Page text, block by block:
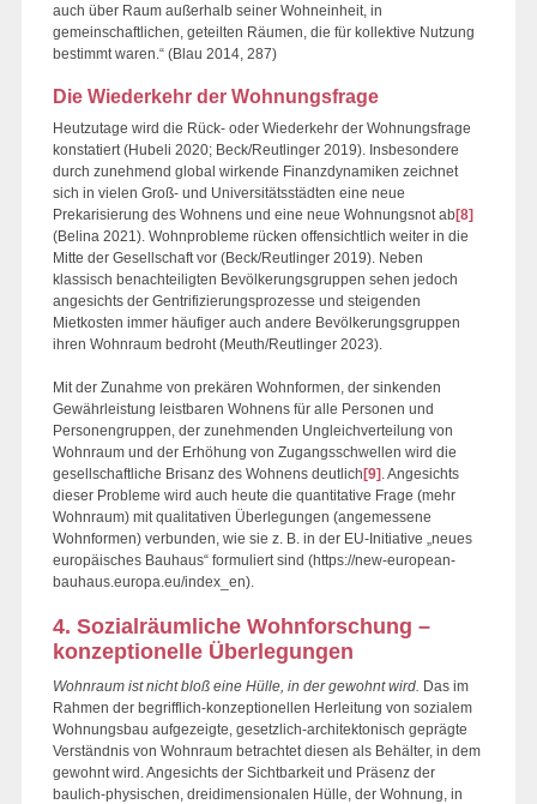
auch über Raum außerhalb seiner Wohneinheit, in
gemeinschaftlichen, geteilten Räumen, die für kollektive Nutzung
bestimmt waren.“ (Blau 2014, 287)
Die Wiederkehr der Wohnungsfrage
Heutzutage wird die Rück- oder Wiederkehr der Wohnungsfrage
konstatiert (Hubeli 2020; Beck/Reutlinger 2019). Insbesondere
durch zunehmend global wirkende Finanzdynamiken zeichnet
sich in vielen Groß- und Universitätsstädten eine neue
Prekarisierung des Wohnens und eine neue Wohnungsnot ab[8]
(Belina 2021). Wohnprobleme rücken offensichtlich weiter in die
Mitte der Gesellschaft vor (Beck/Reutlinger 2019). Neben
klassisch benachteiligten Bevölkerungsgruppen sehen jedoch
angesichts der Gentrifizierungsprozesse und steigenden
Mietkosten immer häufiger auch andere Bevölkerungsgruppen
ihren Wohnraum bedroht (Meuth/Reutlinger 2023).
Mit der Zunahme von prekären Wohnformen, der sinkenden
Gewährleistung leistbaren Wohnens für alle Personen und
Personengruppen, der zunehmenden Ungleichverteilung von
Wohnraum und der Erhöhung von Zugangsschwellen wird die
gesellschaftliche Brisanz des Wohnens deutlich [9] . Angesichts
dieser Probleme wird auch heute die quantitative Frage (mehr
Wohnraum) mit qualitativen Überlegungen (angemessene
Wohnformen) verbunden, wie sie z. B. in der EU-Initiative „neues
europäisches Bauhaus“ formuliert sind (https://new-european-
bauhaus.europa.eu/index_en).
4. Sozialräumliche Wohnforschung –
konzeptionelle Überlegungen
Wohnraum ist nicht bloß eine Hülle, in der gewohnt wird. Das im
Rahmen der begrifflich-konzeptionellen Herleitung von sozialem
Wohnungsbau aufgezeigte, gesetzlich-architektonisch geprägte
Verständnis von Wohnraum betrachtet diesen als Behälter, in dem
gewohnt wird. Angesichts der Sichtbarkeit und Präsenz der
baulich-physischen, dreidimensionalen Hülle, der Wohnung, in